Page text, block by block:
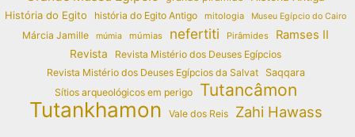
História do Egito
história do Egito Antigo mitologia Museu Egípcio do Cairo
Márcia Jamille múmia múmias nefertiti Pirâmides Ramses II
Revista
Revista Mistério dos Deuses Egípcios
Revista Mistério dos Deuses Egípcios da Salvat
Saqqara
Sítios arqueológicos em perigo
Tutancâmon
Tutankhamon Vale dos Reis Zahi Hawass